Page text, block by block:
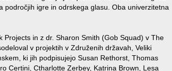
področjih igre in odrskega glasu. Oba univerzitetna
in z dr. Sharon Smith (Gob Squad) v The
v projektih v Združenih državah, Veliki
ki jih podpisujejo Susan Rethorst, Thomas
Certini, Ctharlotte Zerbey, Katrina Brown, Lesa